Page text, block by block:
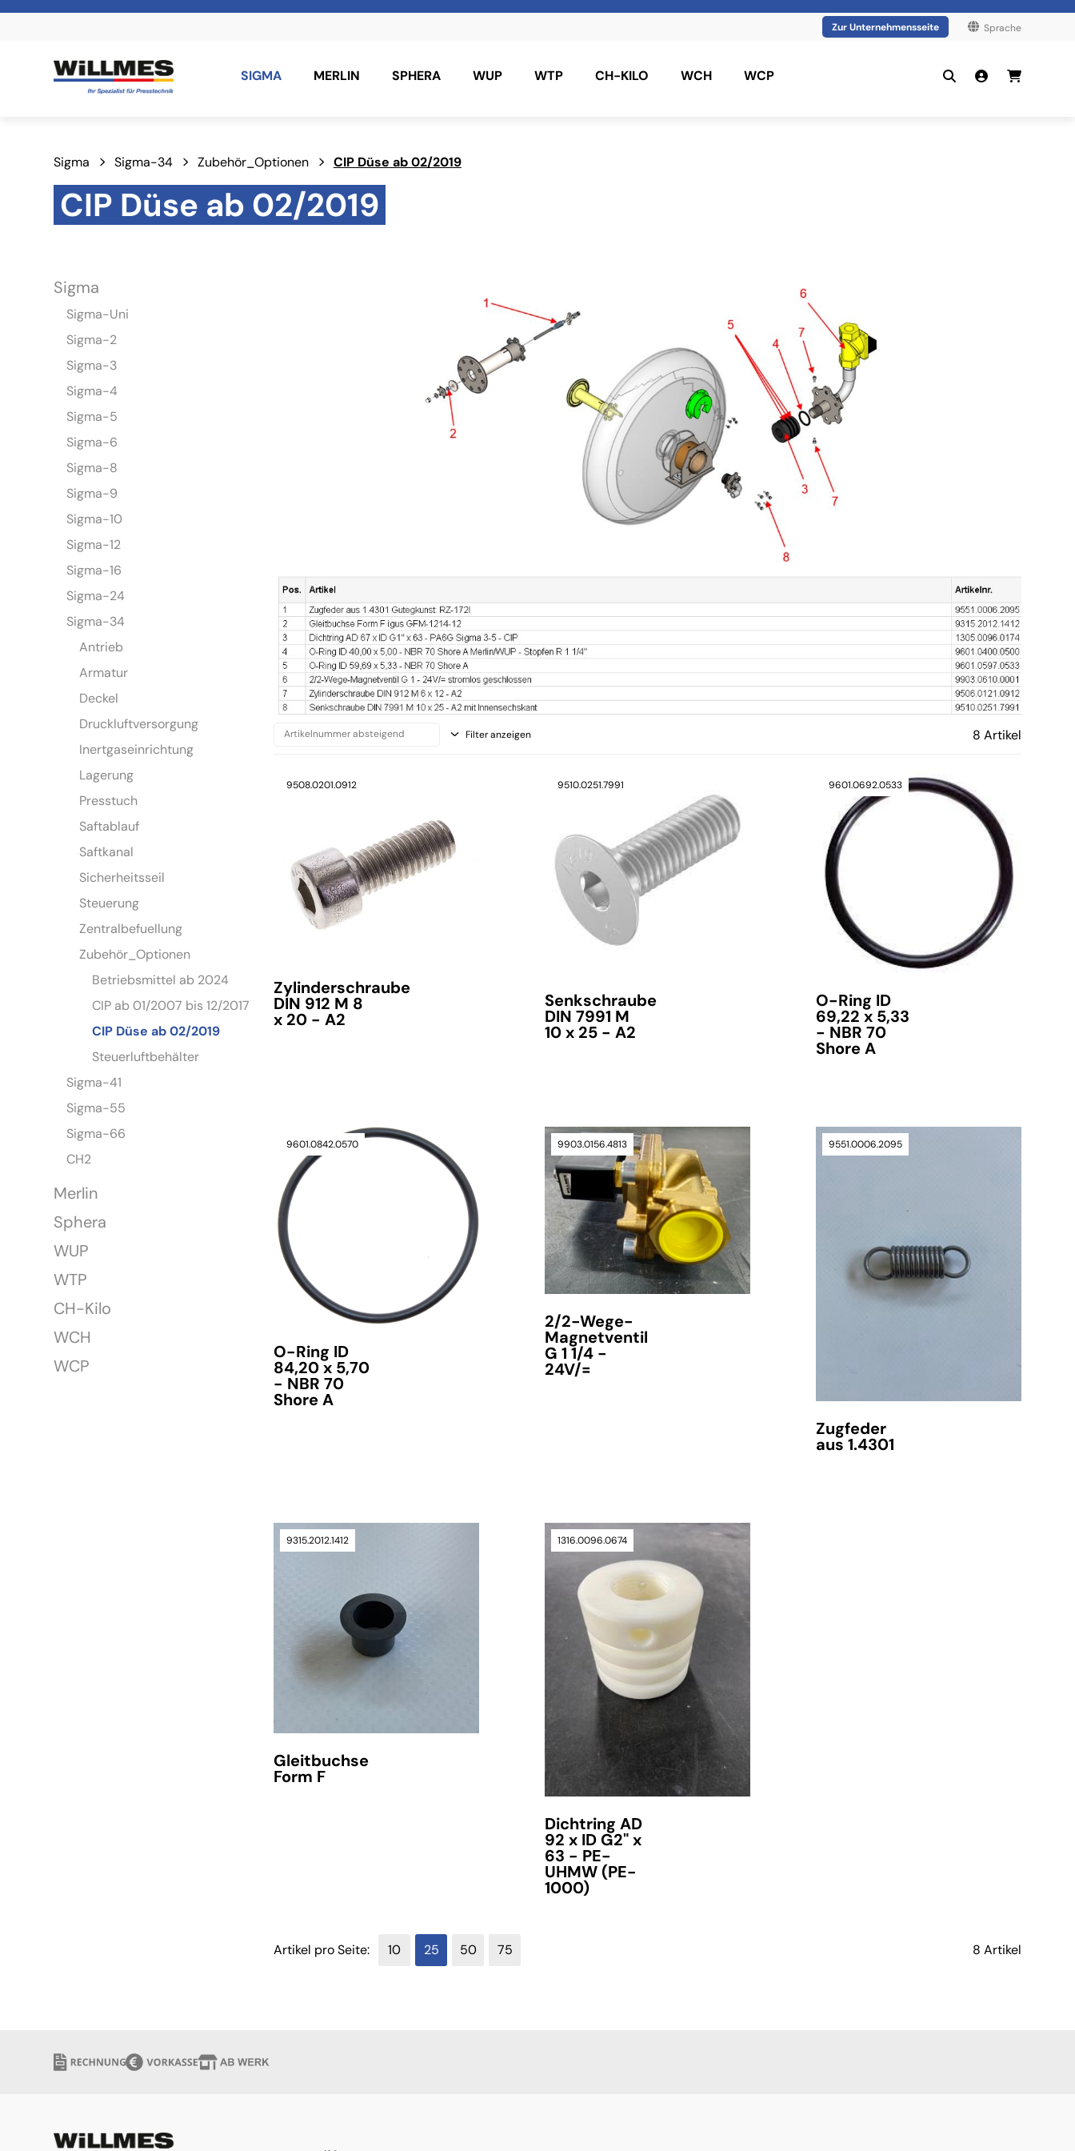
Sprache
Zur Unternehmensseite
SIGMA MERLIN SPHERA WUP WTP CH-KILO WCH WCP
Sigma Sigma-34 Zubehör_Optionen CIP Düse ab 02/2019
CIP Düse ab 02/2019
Sigma
Sigma-Uni
Sigma-2
Sigma-3
Sigma-4
Sigma-5
Sigma-6
Sigma-8
Sigma-9
Sigma-10
Sigma-12
Sigma-16
Sigma-24
Sigma-34
Antrieb
Armatur
Deckel
Druckluftversorgung
Inertgaseinrichtung
Lagerung
Presstuch
Saftablauf
Saftkanal
Sicherheitsseil
Steuerung
Zentralbefuellung
Zubehör_Optionen
Betriebsmittel ab 2024
CIP ab 01/2007 bis 12/2017
CIP Düse ab 02/2019
Steuerluftbehälter
Sigma-41
Sigma-55
Sigma-66
CH2
Merlin
Sphera
WUP
WTP
CH-Kilo
WCH
WCP
Filter anzeigen 8 Artikel
9508.0201.0912
verfügbar
Zylinderschraube
DIN 912 M 8
x 20 - A2
9510.0251.7991
verfügbar
Senkschraube
DIN 7991 M
10 x 25 - A2
9601.0692.0533
O-Ring ID
69,22 x 5,33
- NBR 70
Shore A
9601.0842.0570
O-Ring ID
84,20 x 5,70
- NBR 70
Shore A
9903.0156.4813
2/2-Wege-
Magnetventil
G 1 1/4 -
24V/=
9551.0006.2095
Zugfeder
aus 1.4301
9315.2012.1412
Gleitbuchse
Form F
1316.0096.0674
Dichtring AD
92 x ID G2" x
63 - PE-
UHMW (PE-
1000)
8 Artikel
Artikel pro Seite: 10 25 50 75